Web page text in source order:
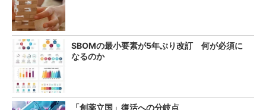
SBOMの最小要素が5年ぶり改訂 何が必須に
なるのか
「創薬立国」復活への分岐点